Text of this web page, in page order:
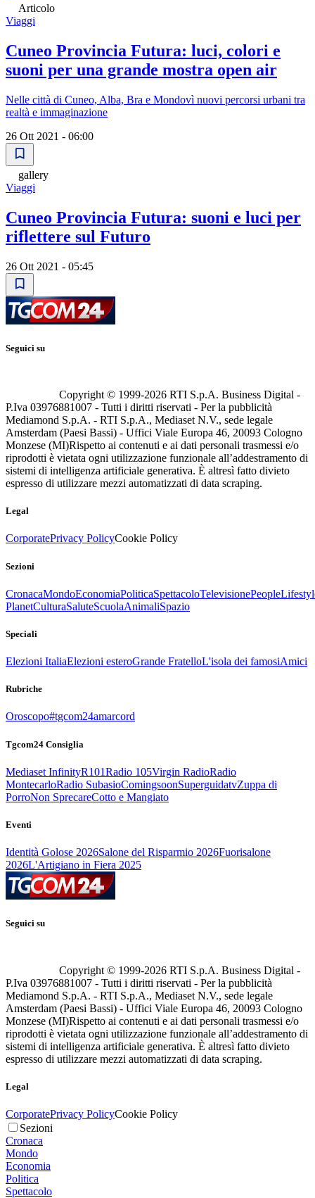
Articolo
Viaggi
Cuneo Provincia Futura: luci, colori e
suoni per una grande mostra open air
Nelle città di Cuneo, Alba, Bra e Mondovì nuovi percorsi urbani tra
realtà e immaginazione
26 Ott 2021 - 06:00
gallery
Viaggi
Cuneo Provincia Futura: suoni e luci per
riflettere sul Futuro
26 Ott 2021 - 05:45
Seguici su
Copyright © 1999-2026 RTI S.p.A. Business Digital -
P.Iva 03976881007 - Tutti i diritti riservati - Per la pubblicità
Mediamond S.p.A. - RTI S.p.A., Mediaset N.V., sede legale
Amsterdam (Paesi Bassi) - Uffici Viale Europa 46, 20093 Cologno
Monzese (MI)Rispetto ai contenuti e ai dati personali trasmessi e/o
riprodotti è vietata ogni utilizzazione funzionale all’addestramento di
sistemi di intelligenza artificiale generativa. È altresì fatto divieto
espresso di utilizzare mezzi automatizzati di data scraping.
Legal
CorporatePrivacy PolicyCookie Policy
Sezioni
CronacaMondoEconomiaPoliticaSpettacoloTelevisionePeople
PlanetCulturaSaluteScuolaAnimaliSpazio
Speciali
Elezioni ItaliaElezioni esteroGrande FratelloL'isola dei famosiAmici
Rubriche
Oroscopo#tgcom24amarcord
Tgcom24 Consiglia
Mediaset InfinityR101Radio 105Virgin RadioRadio
MontecarloRadio SubasioComingsoonSuperguidatvZuppa di
PorroNon SprecareCotto e Mangiato
Eventi
Identità Golose 2026Salone del Risparmio 2026Fuorisalone
2026L'Artigiano in Fiera 2025
Seguici su
Copyright © 1999-2026 RTI S.p.A. Business Digital -
P.Iva 03976881007 - Tutti i diritti riservati - Per la pubblicità
Mediamond S.p.A. - RTI S.p.A., Mediaset N.V., sede legale
Amsterdam (Paesi Bassi) - Uffici Viale Europa 46, 20093 Cologno
Monzese (MI)Rispetto ai contenuti e ai dati personali trasmessi e/o
riprodotti è vietata ogni utilizzazione funzionale all’addestramento di
sistemi di intelligenza artificiale generativa. È altresì fatto divieto
espresso di utilizzare mezzi automatizzati di data scraping.
Legal
CorporatePrivacy PolicyCookie Policy
Sezioni
Cronaca
Mondo
Economia
Politica
Spettacolo